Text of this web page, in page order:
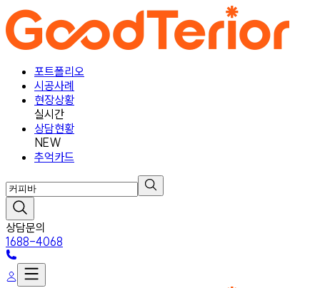
포트폴리오
시공사례
현장상황
실시간
상담현황
NEW
추억카드
상담문의
1688-4068